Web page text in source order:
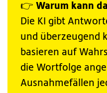
👉 Warum kann
Die KI gibt
und überzeugend
basieren auf
die Wortfolge
Ausnahmefällen